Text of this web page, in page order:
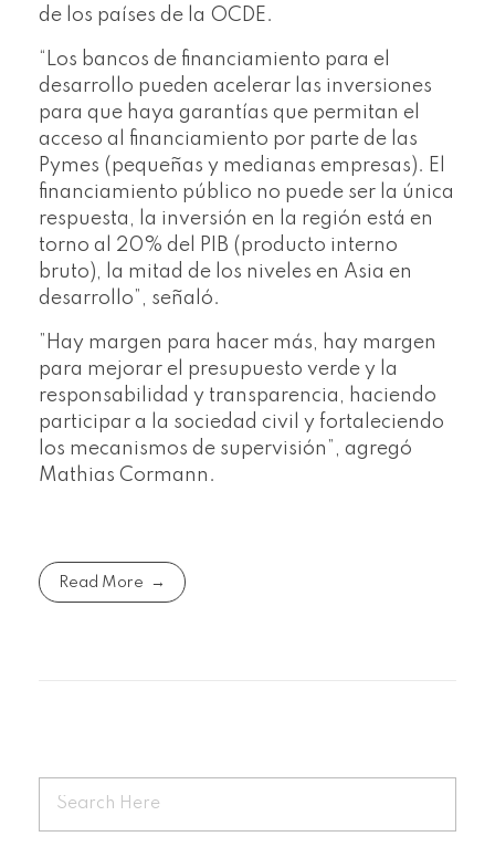
de los países de la OCDE.
“Los bancos de financiamiento para el
desarrollo pueden acelerar las inversiones
para que haya garantías que permitan el
acceso al financiamiento por parte de las
Pymes (pequeñas y medianas empresas). El
financiamiento público no puede ser la única
respuesta, la inversión en la región está en
torno al 20% del PIB (producto interno
bruto), la mitad de los niveles en Asia en
desarrollo”, señaló.
”Hay margen para hacer más, hay margen
para mejorar el presupuesto verde y la
responsabilidad y transparencia, haciendo
participar a la sociedad civil y fortaleciendo
los mecanismos de supervisión”, agregó
Mathias Cormann.
Read More